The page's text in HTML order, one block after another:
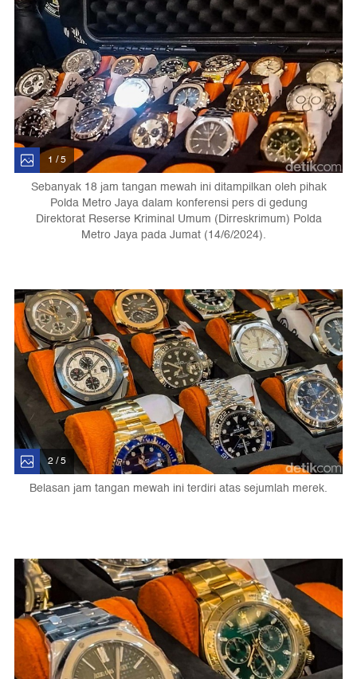
1 / 5
Sebanyak 18 jam tangan mewah ini ditampilkan oleh pihak
Polda Metro Jaya dalam konferensi pers di gedung
Direktorat Reserse Kriminal Umum (Dirreskrimum) Polda
Metro Jaya pada Jumat (14/6/2024).
2 / 5
Belasan jam tangan mewah ini terdiri atas sejumlah merek.